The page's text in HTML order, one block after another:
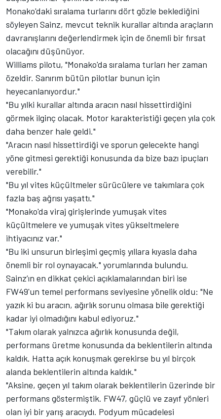
Monako'daki sıralama turlarını dört gözle beklediğini
söyleyen Sainz, mevcut teknik kurallar altında araçların
davranışlarını değerlendirmek için de önemli bir fırsat
olacağını düşünüyor.
Williams pilotu, "Monako'da sıralama turları her zaman
özeldir. Sanırım bütün pilotlar bunun için
heyecanlanıyordur."
"Bu yılki kurallar altında aracın nasıl hissettirdiğini
görmek ilginç olacak. Motor karakteristiği geçen yıla çok
daha benzer hale geldi."
"Aracın nasıl hissettirdiği ve sporun gelecekte hangi
yöne gitmesi gerektiği konusunda da bize bazı ipuçları
verebilir."
"Bu yıl vites küçültmeler sürücülere ve takımlara çok
fazla baş ağrısı yaşattı."
"Monako'da viraj girişlerinde yumuşak vites
küçültmelere ve yumuşak vites yükseltmelere
ihtiyacınız var."
"Bu iki unsurun birleşimi geçmiş yıllara kıyasla daha
önemli bir rol oynayacak." yorumlarında bulundu.
Sainz’ın en dikkat çekici açıklamalarından biri ise
FW49'un temel performans seviyesine yönelik oldu: "Ne
yazık ki bu aracın, ağırlık sorunu olmasa bile gerektiği
kadar iyi olmadığını kabul ediyoruz."
"Takım olarak yalnızca ağırlık konusunda değil,
performans üretme konusunda da beklentilerin altında
kaldık. Hatta açık konuşmak gerekirse bu yıl birçok
alanda beklentilerin altında kaldık."
"Aksine, geçen yıl takım olarak beklentilerin üzerinde bir
performans göstermiştik. FW47, güçlü ve zayıf yönleri
olan iyi bir yarış aracıydı. Podyum mücadelesi